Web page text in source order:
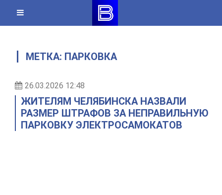
content
МЕТКА: ПАРКОВКА
26.03.2026 12:48
ЖИТЕЛЯМ ЧЕЛЯБИНСКА НАЗВАЛИ
РАЗМЕР ШТРАФОВ ЗА НЕПРАВИЛЬНУЮ
ПАРКОВКУ ЭЛЕКТРОСАМОКАТОВ